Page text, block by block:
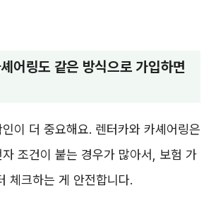
어링도 같은 방식으로 가입하면
이 더 중요해요. 렌터카와 카셰어링은
조건이 붙는 경우가 많아서, 보험 가
체크하는 게 안전합니다.